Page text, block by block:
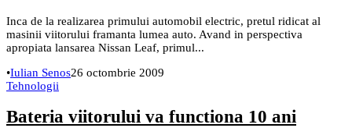
Inca de la realizarea primului automobil electric, pretul ridicat al
masinii viitorului framanta lumea auto. Avand in perspectiva
apropiata lansarea Nissan Leaf, primul...
•Iulian Senos26 octombrie 2009
Tehnologii
Bateria viitorului va functiona 10 ani